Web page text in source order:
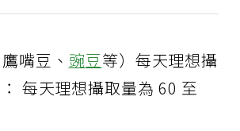
嘴豆、豌豆等）每天理想攝
每天理想攝取量為 60 至